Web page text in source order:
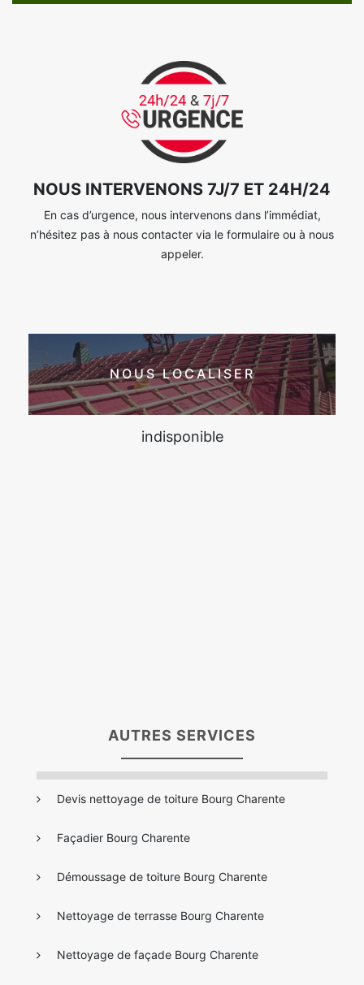
NOUS INTERVENONS 7J/7 ET 24H/24
En cas d’urgence, nous intervenons dans l’immédiat,
n’hésitez pas à nous contacter via le formulaire ou à nous
appeler.
NOUS LOCALISER
indisponible
AUTRES SERVICES
Devis nettoyage de toiture Bourg Charente
Façadier Bourg Charente
Démoussage de toiture Bourg Charente
Nettoyage de terrasse Bourg Charente
Nettoyage de façade Bourg Charente